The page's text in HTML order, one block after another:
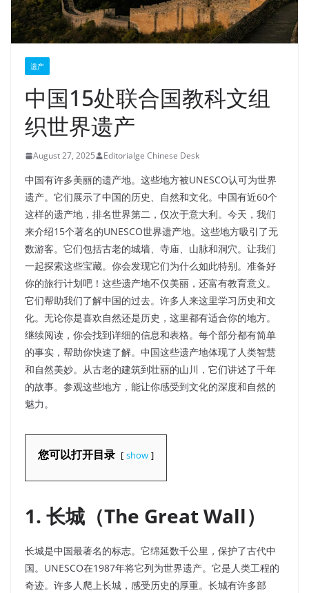
遗产
中国15处联合国教科文组
织世界遗产
August 27, 2025 Editorialge Chinese Desk
中国有许多美丽的遗产地。这些地方被UNESCO认可为世界
遗产。它们展示了中国的历史、自然和文化。中国有近60个
这样的遗产地，排名世界第二，仅次于意大利。今天，我们
来介绍15个著名的UNESCO世界遗产地。这些地方吸引了无
数游客。它们包括古老的城墙、寺庙、山脉和洞穴。让我们
一起探索这些宝藏。你会发现它们为什么如此特别。准备好
你的旅行计划吧！这些遗产地不仅美丽，还富有教育意义。
它们帮助我们了解中国的过去。许多人来这里学习历史和文
化。无论你是喜欢自然还是历史，这里都有适合你的地方。
继续阅读，你会找到详细的信息和表格。每个部分都有简单
的事实，帮助你快速了解。中国这些遗产地体现了人类智慧
和自然美妙。从古老的建筑到壮丽的山川，它们讲述了千年
的故事。参观这些地方，能让你感受到文化的深度和自然的
魅力。
您可以打开目录 show
1. 长城（The Great Wall）
长城是中国最著名的标志。它绵延数千公里，保护了古代中
国。UNESCO在1987年将它列为世界遗产。它是人类工程的
奇迹。许多人爬上长城，感受历史的厚重。长城有许多部